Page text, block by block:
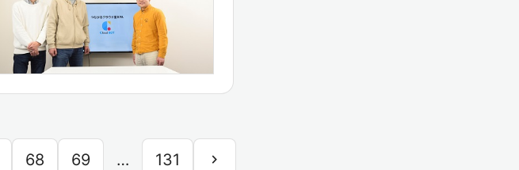
68 69 … 131 chevron_right
次